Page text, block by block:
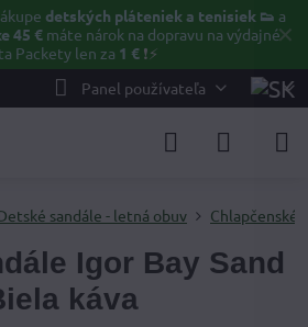
✕
detských pláteniek a tenisiek 👟 a
45 €máte nárok na dopravu na výdajné
Packety len za 1 € ❗⚡️
Panel používateľa
sandále - letná obuv Chlapčenské
Igor Bay Sand
káva